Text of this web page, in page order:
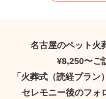
名古屋のペット火
¥8,250〜ご
「火葬式（読経プラ
セレモニー後のフォ